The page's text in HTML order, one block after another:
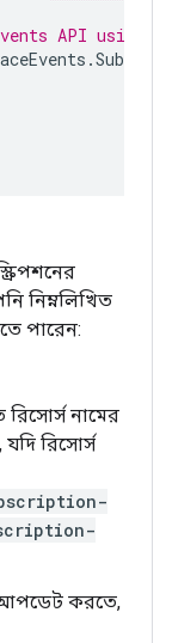
API using
.
নিম্নলিখিত
পারেন:
রিসোর্স নামের
রিসোর্স
আপডেট করতে,